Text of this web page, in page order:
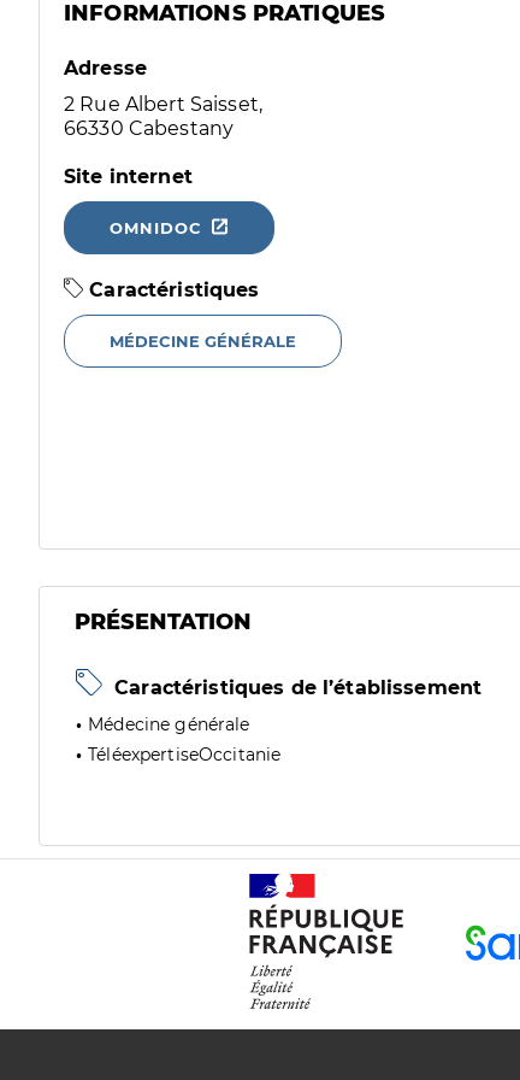
INFORMATIONS PRATIQUES
Adresse
2 Rue Albert Saisset,
66330 Cabestany
Site internet
OMNIDOC
Caractéristiques
MÉDECINE GÉNÉRALE
PRÉSENTATION
Caractéristiques de l’établissement
Médecine générale
TéléexpertiseOccitanie